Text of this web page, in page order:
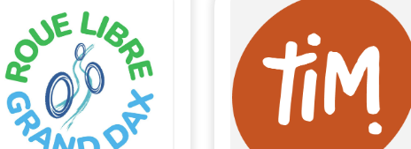
plus fragiles.